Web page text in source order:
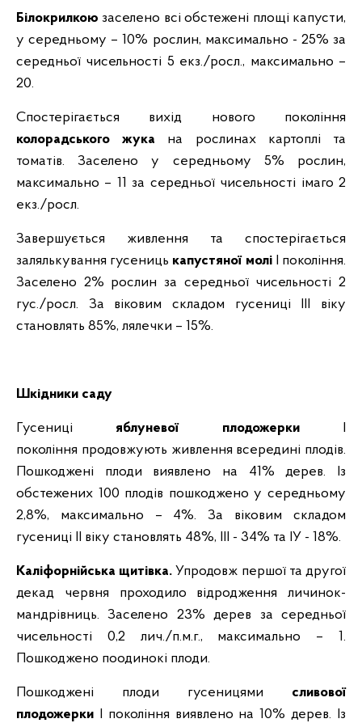
Білокрилкоюзаселено всі обстежені площі капусти,
у середньому – 10% рослин, максимально - 25% за
середньої чисельності 5 екз./росл., максимально –
20.
Спостерігається вихід нового покоління
колорадського жука на рослинах картоплі та
томатів.
Заселено у середньому 5% рослин,
максимально – 11 за середньої чисельності імаго 2
екз./росл.
Завершується живлення та спостерігається
залялькування гусениць капустяної молі І покоління.
Заселено 2% рослин за середньої чисельності 2
гус./росл. За віковим складом гусениці ІІІ віку
становлять 85%, лялечки – 15%.
Шкідники саду
Гусениці яблуневої плодожерки І
покоління продовжують живлення всередині плодів.
Пошкоджені плоди виявлено на 41% дерев. Із
обстежених 100 плодів пошкоджено у середньому
2,8%, максимально – 4%. За віковим складом
гусениці ІІ віку становлять 48%, ІІІ - 34% та ІУ - 18%.
Каліфорнійська щитівка.Упродовж першої та другої
декад червня проходило відродження личинок-
мандрівниць. Заселено 23% дерев за середньої
чисельності 0,2 лич./п.м.г., максимально – 1.
Пошкоджено поодинокі плоди.
Пошкоджені плоди гусеницями сливової
плодожерки І покоління виявлено на 10% дерев. Із